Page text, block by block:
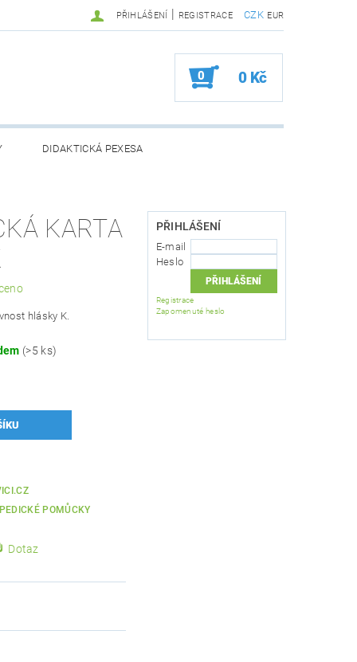
CZK EUR
PŘIHLÁŠENÍ | REGISTRACE
0 0 Kč
DIDAKTICKÁ PEXESA
ZVÝHODNĚNÉ BALÍČKY
KARTA
hlásky K.
(>5 ks)
POMŮCKY
Dotaz
PŘIHLÁŠENÍ
E-mail
Heslo
Registrace
Zapomenuté heslo